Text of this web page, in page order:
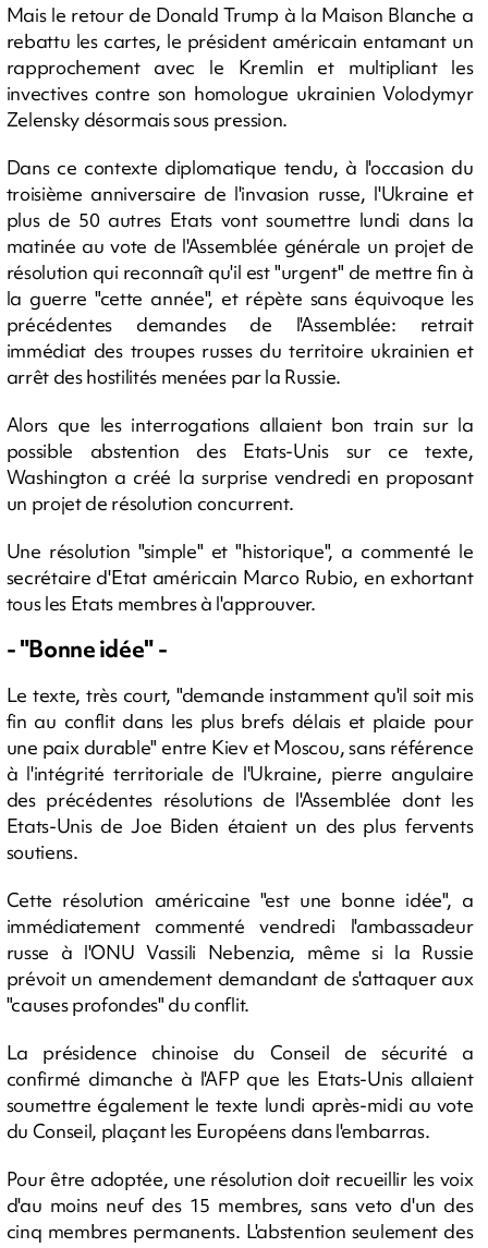
Mais le retour de Donald Trump à la Maison Blanche a
rebattu les cartes, le président américain entamant un
rapprochement avec le Kremlin et multipliant les
invectives contre son homologue ukrainien Volodymyr
Zelensky désormais sous pression.
Dans ce contexte diplomatique tendu, à l'occasion du
troisième anniversaire de l'invasion russe, l'Ukraine et
plus de 50 autres Etats vont soumettre lundi dans la
matinée au vote de l'Assemblée générale un projet de
résolution qui reconnaît qu'il est "urgent" de mettre fin à
la guerre "cette année", et répète sans équivoque les
précédentes demandes de l'Assemblée: retrait
immédiat des troupes russes du territoire ukrainien et
arrêt des hostilités menées par la Russie.
Alors que les interrogations allaient bon train sur la
possible abstention des Etats-Unis sur ce texte,
Washington a créé la surprise vendredi en proposant
un projet de résolution concurrent.
Une résolution "simple" et "historique", a commenté le
secrétaire d'Etat américain Marco Rubio, en exhortant
tous les Etats membres à l'approuver.
- "Bonne idée" -
Le texte, très court, "demande instamment qu'il soit mis
fin au conflit dans les plus brefs délais et plaide pour
une paix durable" entre Kiev et Moscou, sans référence
à l'intégrité territoriale de l'Ukraine, pierre angulaire
des précédentes résolutions de l'Assemblée dont les
Etats-Unis de Joe Biden étaient un des plus fervents
soutiens.
Cette résolution américaine "est une bonne idée", a
immédiatement commenté vendredi l'ambassadeur
russe à l'ONU Vassili Nebenzia, même si la Russie
prévoit un amendement demandant de s'attaquer aux
"causes profondes" du conflit.
La présidence chinoise du Conseil de sécurité a
confirmé dimanche à l'AFP que les Etats-Unis allaient
soumettre également le texte lundi après-midi au vote
du Conseil, plaçant les Européens dans l'embarras.
Pour être adoptée, une résolution doit recueillir les voix
d'au moins neuf des 15 membres, sans veto d'un des
cinq membres permanents. L'abstention seulement des